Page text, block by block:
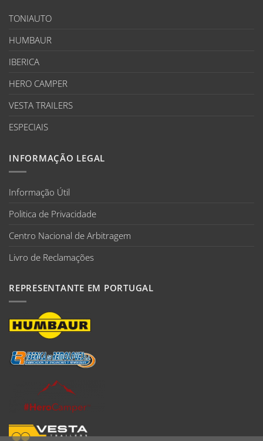
TONIAUTO
HUMBAUR
IBERICA
HERO CAMPER
VESTA TRAILERS
ESPECIAIS
INFORMAÇÃO LEGAL
Informação Útil
Politica de Privacidade
Centro Nacional de Arbitragem
Livro de Reclamações
REPRESENTANTE EM PORTUGAL